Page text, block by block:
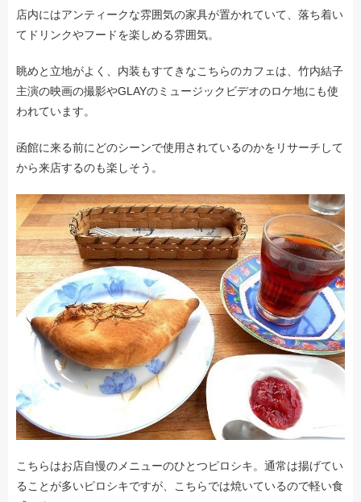
店内にはアンティークな雰囲気の家具が置かれていて、落ち着い
てドリンクやフードを楽しめる雰囲気。
眺めと立地がよく、内装もすてきなこちらのカフェは、竹内結子
主演の映画の撮影やGLAYのミュージックビデオのロケ地にも使
われています。
函館に来る前にどのシーンで使用されているのかをリサーチして
から来店するのも楽しそう。
こちらはお店自慢のメニューのひとつピロシキ。通常は揚げてい
ることが多いピロシキですが、こちらでは焼いているので軽い食